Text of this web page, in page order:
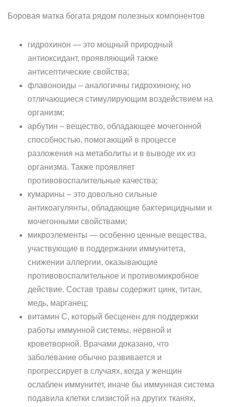
Боровая матка богата рядом полезных компонентов
гидрохинон — это мощный природный
антиоксидант, проявляющий также
антисептические свойства;
флавоноиды – аналогичны гидрохинону, но
отличающиеся стимулирующим воздействием на
организм;
арбутин – вещество, обладающее мочегонной
способностью, помогающий в процессе
разложения на метаболиты и в выводе их из
организма. Также проявляет
противовоспалительные качества;
кумарины – это довольно сильные
антикоагулянты, обладающие бактерицидными и
мочегонными свойствами;
микроэлементы — особенно ценные вещества,
участвующие в поддержании иммунитета,
снижении аллергии, оказывающие
противовоспалительное и противомикробное
действие. Состав травы содержит цинк, титан,
медь, марганец;
витамин С, который бесценен для поддержки
работы иммунной системы, нервной и
кроветворной. Врачами доказано, что
заболевание обычно развивается и
прогрессирует в случаях, когда у женщин
ослаблен иммунитет, иначе бы иммунная система
подавила клетки слизистой на других тканях,